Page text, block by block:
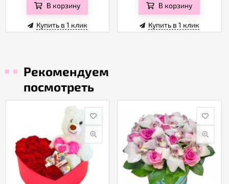
В корзину
Купить в 1 клик
В корзину
Купить в 1 клик
Рекомендуем
посмотреть